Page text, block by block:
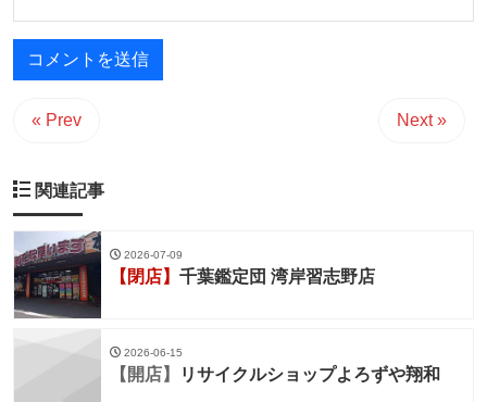
« Prev Next »
関連記事
2026-07-09
【閉店】 千葉鑑定団 湾岸習志野店
2026-06-15
【開店】 リサイクルショップよろずや翔和